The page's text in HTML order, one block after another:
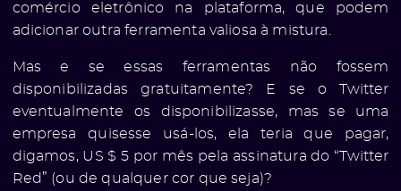
comércio eletrônico na plataforma, que podem
adicionar outra ferramenta valiosa à mistura.
Mas e se essas ferramentas não fossem
disponibilizadas gratuitamente? E se o Twitter
eventualmente os disponibilizasse, mas se uma
empresa quisesse usá-los, ela teria que pagar,
digamos, US $ 5 por mês pela assinatura do “Twitter
Red” (ou de qualquer cor que seja)?